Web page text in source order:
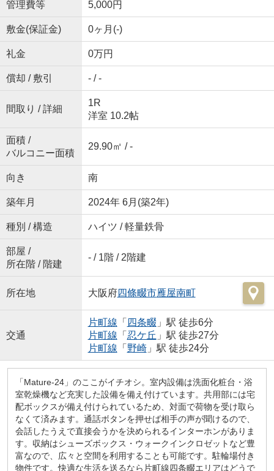
管理費等 5,000円
敷金(保証金) 0ヶ月(-)
礼金 0万円
償却 / 敷引 - / -
間取り / 詳細
1R
洋室 10.2帖
面積 /
バルコニー面積
29.90㎡ / -
向き 南
築年月 2024年 6月(築2年)
種別 / 構造 ハイツ / 軽量鉄骨
部屋 /
所在階 / 階建
- / 1階 / 2階建
所在地 大阪府四條畷市雁屋南町
交通
片町線 「 四条畷」駅 徒歩6分
片町線 「 忍ケ丘 」駅 徒歩27分
片町線 「 野崎」駅 徒歩24分
「Mature-24」のここがイチオシ。室内設備は洗面化粧台・浴
室乾燥機など充実した設備を備え付けています。共用部には宅
配ボックスが備え付けられているため、対面で荷物を受け取ら
なくて済みます。通話ボタンを押せば相手の声が聞けるので、
会話したうえで直接会うかを決められるインターホンがありま
す。収納はシューズボックス・ウォークインクロゼットなど豊
富なので、広々と空間を利用することも可能です。駐輪場付き
物件です。快適な生活を送るなら片町線四条畷エリアはどうで